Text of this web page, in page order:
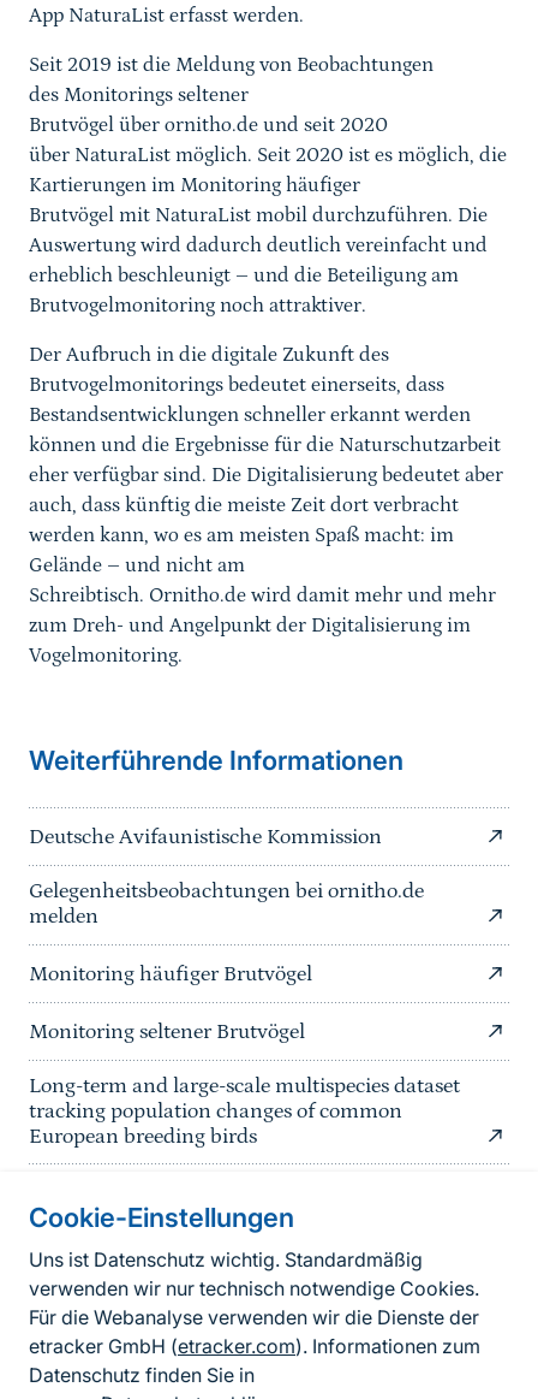
Cookie-Einstellungen
Uns ist Datenschutz wichtig. Standardmäßig
verwenden wir nur technisch notwendige Cookies.
Für die Webanalyse verwenden wir die Dienste der
etracker GmbH (etracker.com). Informationen zum
Datenschutz finden Sie in
App NaturaList erfasst werden.
Seit 2019 ist die Meldung von Beobachtungen
des Monitorings seltener
Brutvögel über ornitho.de und seit 2020
über NaturaList möglich. Seit 2020 ist es möglich, die
Kartierungen im Monitoring häufiger
Brutvögel mit NaturaList mobil durchzuführen. Die
Auswertung wird dadurch deutlich vereinfacht und
erheblich beschleunigt – und die Beteiligung am
Brutvogelmonitoring noch attraktiver.
Der Aufbruch in die digitale Zukunft des
Brutvogelmonitorings bedeutet einerseits, dass
Bestandsentwicklungen schneller erkannt werden
können und die Ergebnisse für die Naturschutzarbeit
eher verfügbar sind. Die Digitalisierung bedeutet aber
auch, dass künftig die meiste Zeit dort verbracht
werden kann, wo es am meisten Spaß macht: im
Gelände – und nicht am
Schreibtisch. Ornitho.de wird damit mehr und mehr
zum Dreh- und Angelpunkt der Digitalisierung im
Vogelmonitoring.
Weiterführende Informationen
Deutsche Avifaunistische Kommission
Gelegenheitsbeobachtungen bei ornitho.de
melden
Monitoring häufiger Brutvögel
Monitoring seltener Brutvögel
Long-term and large-scale multispecies dataset
tracking population changes of common
European breeding birds
Informationen zur Seite
FußzeileKontakt zum BfN
Kontaktformular
Erklärung zur Barrierefreiheit